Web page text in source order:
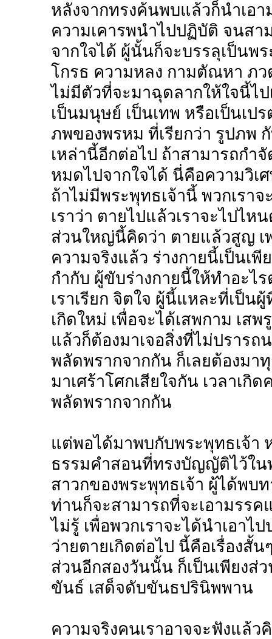
หลังจากทรงค้นพบแล้วก็นำเอ
ความเคารพนำไปปฏิบัติ จนส
จากใจได้ ผู้นั้นก็จะบรรลุเป็นพ
โกรธ ความหลง กามตัณหา ภ
ไม่มีตัวที่จะมาฉุดลากให้ใจนี้ไ
เป็นมนุษย์ เป็นเทพ หรือเป็นเป
ภพของพรหม ที่เรียกว่า รูปภพ
เหล่านี้อีกต่อไป ถ้าสามารถก
หมดไปจากใจได้ นี่คือความวิเ
ถ้าไม่มีพระพุทธเจ้านี้ พวกเรา
เราว่า ตายไปแล้วเราจะไปไ
ส่วนใหญ่นี้คิดว่า ตายแล้วสูญ เ
ความจริงแล้ว ร่างกายนี้เป็นเ
กำกับ ผู้ขับร่างกายนี้ให้ทำอะไ
เราเรียก จิตใจ ผู้นี้แหละที่เป็
เกิดใหม่ เพื่อจะได้เสพกาม เสพ
แล้วก็ต้องมาเจอสิ่งที่ไม่ปราร
พลัดพรากจากกัน ก็เลยต้องมา
มาเศร้าโศกเสียใจกัน เวลาเกิ
พลัดพรากจากกัน
แต่พอได้มาพบกับพระพุทธเจ้า
ธรรมคำสอนที่ทรงบัญญัติไว้ใน
สาวกของพระพุทธเจ้า ผู้ได้พ
ท่านก็จะสามารถที่จะเอามรร
ไม่รู้ เพื่อพวกเราจะได้นำเอาไ
ว่ายตายเกิดต่อไป นี้คือเรื่องสั้
ส่วนอีกสองวันนั้น ก็เป็นเพียงส่
ขันธ์ เสด็จดับขันธปรินิพพาน
ความจริงคนเราอาจจะฟังแล้